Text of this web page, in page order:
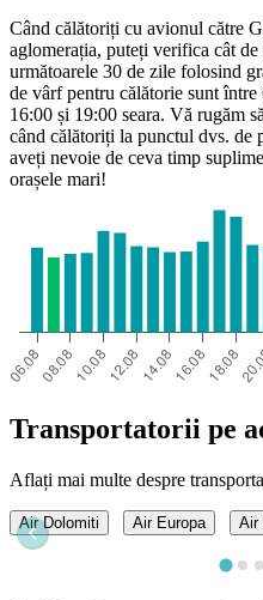
Valencia
Când călătoriți cu avionul către
aglomerația, puteți verifica cât
următoarele 30 de zile folosind
de vârf pentru călătorie sunt
16:00 și 19:00 seara. Vă rugăm
când călătoriți la punctul dvs. de
aveți nevoie de ceva timp
orașele mari!
Transportatorii pe
Aflați mai multe despre
Air Dolomiti Air Europa Air